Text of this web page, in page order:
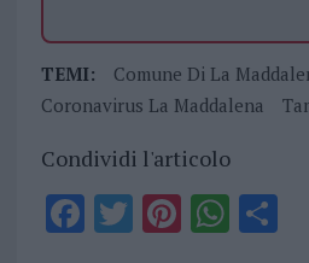
TEMI:
Comune Di La
Coronavirus La Maddalena
Condividi l'articolo
F T PiWS